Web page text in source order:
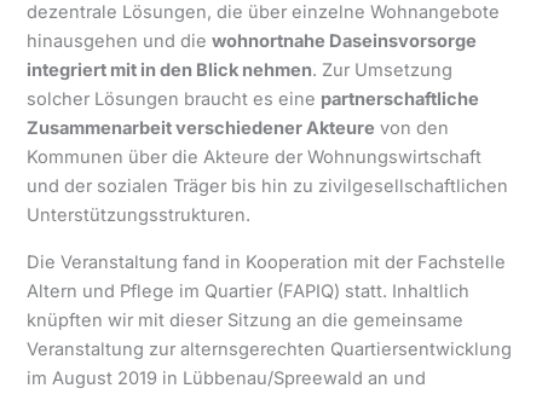
dezentrale Lösungen, die über einzelne Wohnangebote
hinausgehen und diewohnortnahe Daseinsvorsorge
integriert mit in den Blick nehmen. Zur Umsetzung
solcher Lösungen braucht es eine partnerschaftliche
Zusammenarbeit verschiedener Akteure von den
Kommunen über die Akteure der Wohnungswirtschaft
und der sozialen Träger bis hin zu zivilgesellschaftlichen
Unterstützungsstrukturen.
Die Veranstaltung fand in Kooperation mit der Fachstelle
Altern und Pflege im Quartier (FAPIQ) statt. Inhaltlich
knüpften wir mit dieser Sitzung an die gemeinsame
Veranstaltung zur alternsgerechten Quartiersentwicklung
im August 2019 in Lübbenau/Spreewald an und